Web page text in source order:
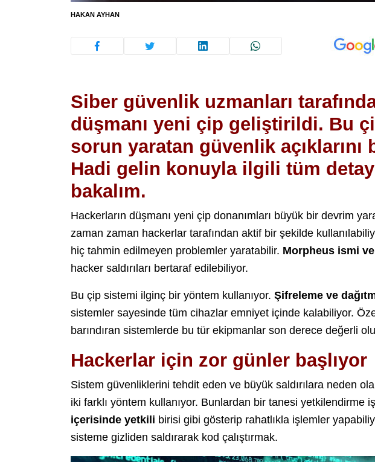
HAKAN AYHAN
Siber güvenlik uzmanları
düşmanı yeni çip geliştirildi. Bu
sorun yaratan güvenlik açıklarını
Hadi gelin konuyla ilgili tüm
bakalım.
Hackerların düşmanı yeni çip donanımları büyük bir devrim
zaman zaman hackerlar tarafından aktif bir şekilde
hiç tahmin edilmeyen problemler yaratabilir. Morpheus ismi
hacker saldırıları bertaraf edilebiliyor.
Bu çip sistemi ilginç bir yöntem kullanıyor. Şifreleme ve
sistemler sayesinde tüm cihazlar emniyet içinde kalabiliyor.
barındıran sistemlerde bu tür ekipmanlar son derece değerli
Hackerlar için zor günler başlıyor
Sistem güvenliklerini tehdit eden ve büyük saldırılara neden
iki farklı yöntem kullanıyor. Bunlardan bir tanesi yetkilendirme
içerisinde yetkili birisi gibi gösterip rahatlıkla işlemler
sisteme gizliden saldırarak kod çalıştırmak.